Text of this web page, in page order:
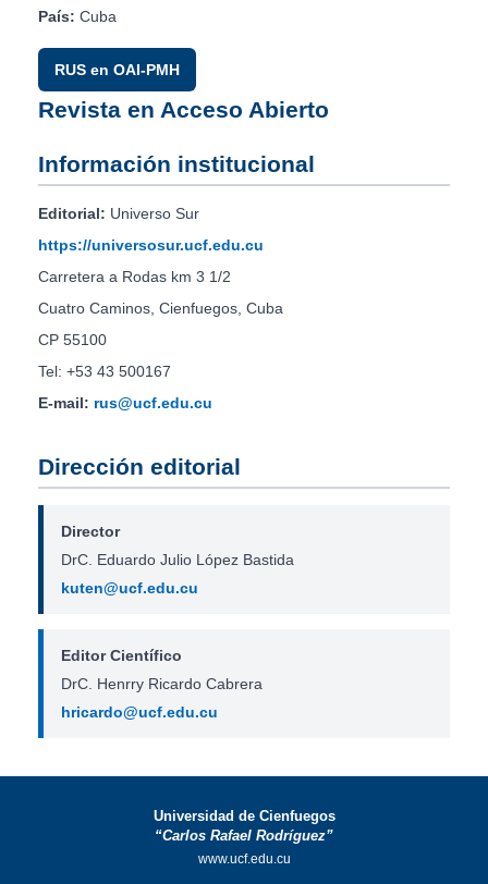
País: Cuba
RUS en OAI-PMH
Revista en Acceso Abierto
Información institucional
Editorial: Universo Sur
https://universosur.ucf.edu.cu
Carretera a Rodas km 3 1/2
Cuatro Caminos, Cienfuegos, Cuba
CP 55100
Tel: +53 43 500167
E-mail: rus@ucf.edu.cu
Dirección editorial
Director
DrC. Eduardo Julio López Bastida
kuten@ucf.edu.cu
Editor Científico
DrC. Henrry Ricardo Cabrera
hricardo@ucf.edu.cu
Universidad de Cienfuegos
“Carlos Rafael Rodríguez”
www.ucf.edu.cu